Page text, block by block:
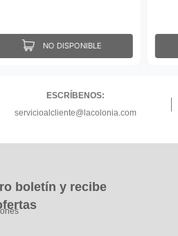
NO DISPONIBLE
ESCRÍBENOS:
servicioalcliente@lacolonia.com
boletín y recibe